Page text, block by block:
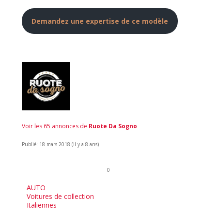
Demandez une expertise de ce modèle
Voir les 65 annonces de Ruote Da Sogno
Publié: 18 mars 2018 (il y a 8 ans)
0
AUTO
Voitures de collection
Italiennes